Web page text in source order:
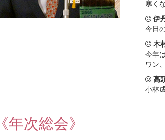
寒く
伊
今日
木
今年
ワン
高
小林
《年次総会》